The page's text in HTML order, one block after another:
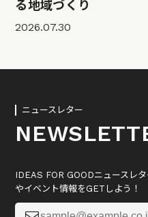
る地域づくり
2026.07.30
ニュースレター
IDEAS FOR GOODニュースレ
やイベント情報をGETしよう！